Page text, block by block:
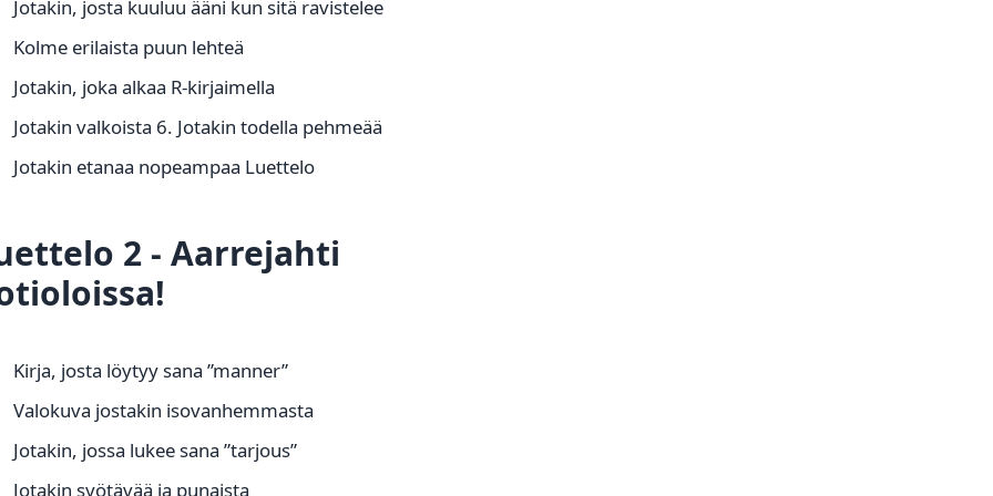
Jotakin, josta kuuluu ääni kun sitä ravistelee
Kolme erilaista puun lehteä
Jotakin, joka alkaa R-kirjaimella
Jotakin valkoista 6. Jotakin todella pehmeää
Jotakin etanaa nopeampaa Luettelo
2 - Aarrejahti
Kirja, josta löytyy sana ”manner”
Valokuva jostakin isovanhemmasta
Jotakin, jossa lukee sana ”tarjous”
Jotakin syötävää ja punaista